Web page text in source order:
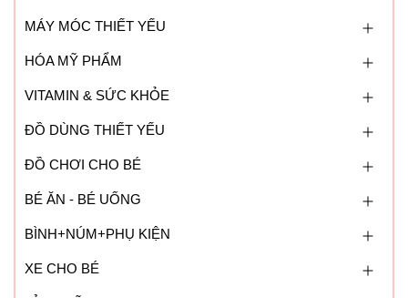
MÁY MÓC THIẾT YẾU
HÓA MỸ PHẨM
VITAMIN & SỨC KHỎE
ĐỒ DÙNG THIẾT YẾU
ĐỒ CHƠI CHO BÉ
BÉ ĂN - BÉ UỐNG
BÌNH+NÚM+PHỤ KIỆN
XE CHO BÉ